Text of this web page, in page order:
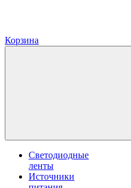
Корзина
Светодиодные
ленты
Источники